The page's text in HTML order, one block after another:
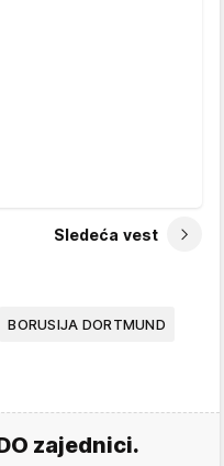
Sledeća vest
BORUSIJA DORTMUND
zajednici.